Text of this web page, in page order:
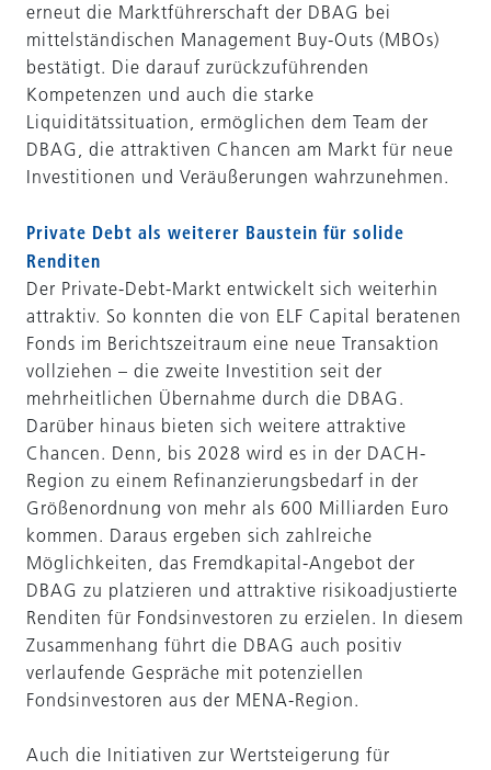
erneut die Marktführerschaft der DBAG bei
mittelständischen Management Buy-Outs (MBOs)
bestätigt. Die darauf zurückzuführenden
Kompetenzen und auch die starke
Liquiditätssituation, ermöglichen dem Team der
DBAG, die attraktiven Chancen am Markt für neue
Investitionen und Veräußerungen wahrzunehmen.
Private Debt als weiterer Baustein für solide
Renditen
Der Private-Debt-Markt entwickelt sich weiterhin
attraktiv. So konnten die von ELF Capital beratenen
Fonds im Berichtszeitraum eine neue Transaktion
vollziehen – die zweite Investition seit der
mehrheitlichen Übernahme durch die DBAG.
Darüber hinaus bieten sich weitere attraktive
Chancen. Denn, bis 2028 wird es in der DACH-
Region zu einem Refinanzierungsbedarf in der
Größenordnung von mehr als 600 Milliarden Euro
kommen. Daraus ergeben sich zahlreiche
Möglichkeiten, das Fremdkapital-Angebot der
DBAG zu platzieren und attraktive risikoadjustierte
Renditen für Fondsinvestoren zu erzielen. In diesem
Zusammenhang führt die DBAG auch positiv
verlaufende Gespräche mit potenziellen
Fondsinvestoren aus der MENA-Region.
Auch die Initiativen zur Wertsteigerung für